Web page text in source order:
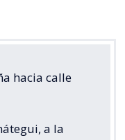
hacia calle
a la